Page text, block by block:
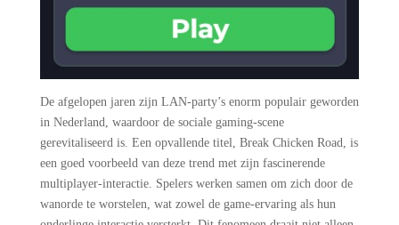
De afgelopen jaren zijn LAN-party’s enorm populair geworden
in Nederland, waardoor de sociale gaming-scene
gerevitaliseerd is. Een opvallende titel, Break Chicken Road, is
een goed voorbeeld van deze trend met zijn fascinerende
multiplayer-interactie. Spelers werken samen om zich door de
wanorde te worstelen, wat zowel de game-ervaring als hun